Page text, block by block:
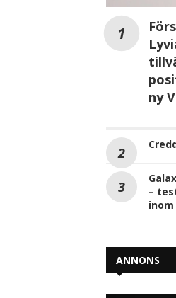
ny
–
ANNONS